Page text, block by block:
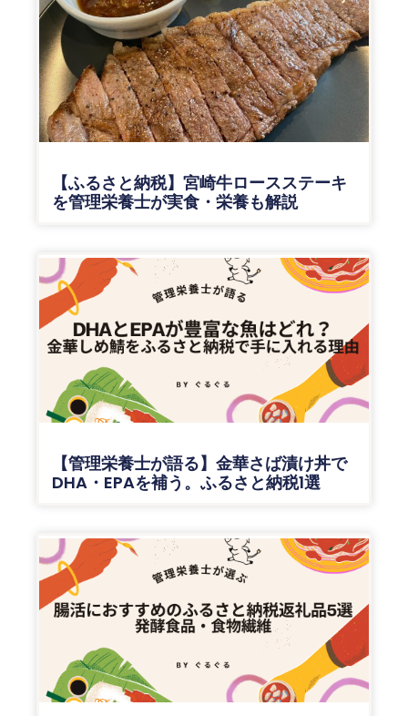
【ふるさと納税】宮崎牛ロースステーキ
を管理栄養士が実食・栄養も解説
【管理栄養士が語る】金華さば漬け丼で
DHA・EPAを補う。ふるさと納税1選